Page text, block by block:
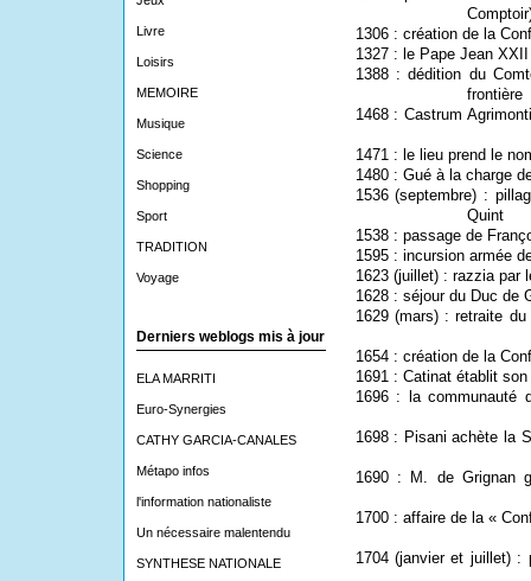
Livre
Loisirs
MEMOIRE
Musique
Science
Shopping
Sport
TRADITION
Voyage
Derniers weblogs mis à jour
ELA MARRITI
Euro-Synergies
CATHY GARCIA-CANALES
Métapo infos
l'information nationaliste
Un nécessaire malentendu
SYNTHESE NATIONALE
1306 : création de la
1327 : le Pape Jean
1388 : dédition du
frontière
1468 : Castrum
1471 : le lieu prend le
1480: Gué à la charge
1536 (septembre) :
Quint
1538 : passage de
1595 : incursion armée
1623 (juillet) : razzia par
1628 : séjour du Duc de
1629 (mars) : retraite
1654 : création de la
1691 : Catinat établit
1696 : la communauté
1698 : Pisani achète la
1690 : M. de Grignan
1700 : affaire de la «
1704 (janvier et juillet) :